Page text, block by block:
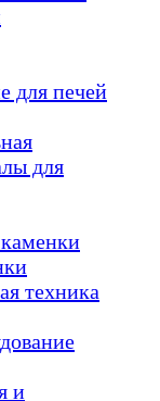
для печей
для
техника
и